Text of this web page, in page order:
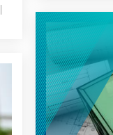
Recht zur
geraten
die